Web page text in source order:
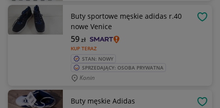
Buty sportowe męskie adidas r.40
nowe Venice
KUP TERAZ
59zł
STAN: NOWY
SPRZEDAJĄCY: OSOBA PRYWATNA
Konin
Buty męskie Adidas